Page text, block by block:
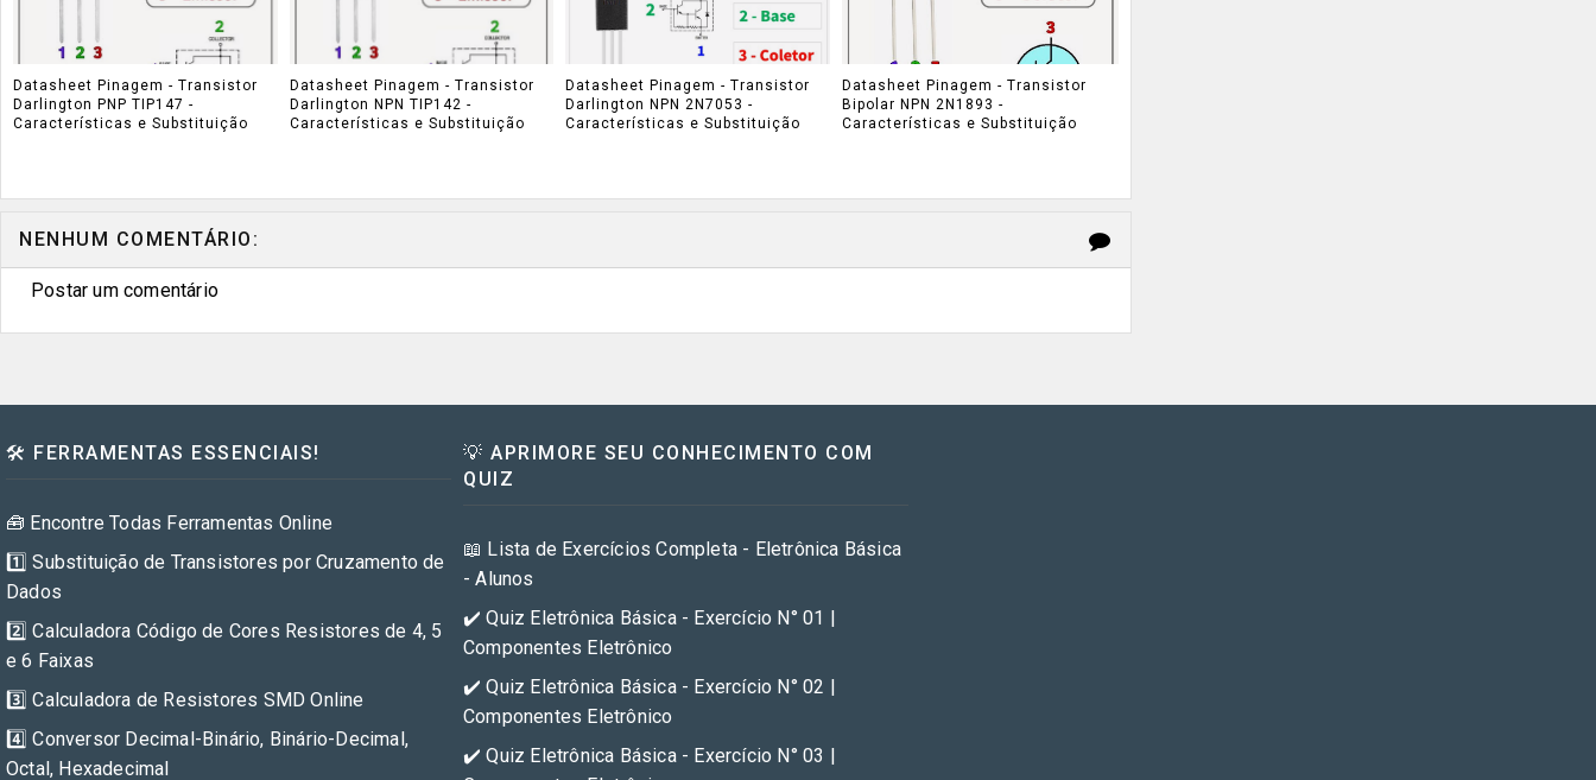
Datasheet Pinagem - Transistor
Darlington PNP TIP147 -
Características e Substituição
Datasheet Pinagem - Transistor
Darlington NPN TIP142 -
Características e Substituição
Datasheet Pinagem - Transistor
Darlington NPN 2N7053 -
Características e Substituição
Datasheet Pinagem - Transistor
Bipolar NPN 2N1893 -
Características e Substituição
NENHUM COMENTÁRIO:
Postar um comentário
🛠️ FERRAMENTAS ESSENCIAIS!
🧰 Encontre Todas Ferramentas Online
1️⃣ Substituição de Transistores por Cruzamento de
Dados
2️⃣ Calculadora Código de Cores Resistores de 4, 5
e 6 Faixas
3️⃣ Calculadora de Resistores SMD Online
4️⃣ Conversor Decimal-Binário, Binário-Decimal,
Octal, Hexadecimal
💡 APRIMORE SEU CONHECIMENTO COM
QUIZ
📖 Lista de Exercícios Completa - Eletrônica Básica
- Alunos
✔️ Quiz Eletrônica Básica - Exercício N° 01 |
Componentes Eletrônico
✔️ Quiz Eletrônica Básica - Exercício N° 02 |
Componentes Eletrônico
✔️ Quiz Eletrônica Básica - Exercício N° 03 |